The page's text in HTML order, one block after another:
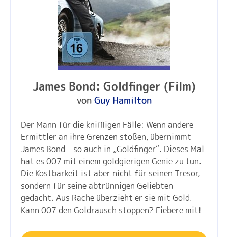
James Bond: Goldfinger (Film)
von Guy Hamilton
Der Mann für die kniffligen Fälle: Wenn andere
Ermittler an ihre Grenzen stoßen, übernimmt
James Bond – so auch in „Goldfinger“. Dieses Mal
hat es 007 mit einem goldgierigen Genie zu tun.
Die Kostbarkeit ist aber nicht für seinen Tresor,
sondern für seine abtrünnigen Geliebten
gedacht. Aus Rache überzieht er sie mit Gold.
Kann 007 den Goldrausch stoppen? Fiebere mit!